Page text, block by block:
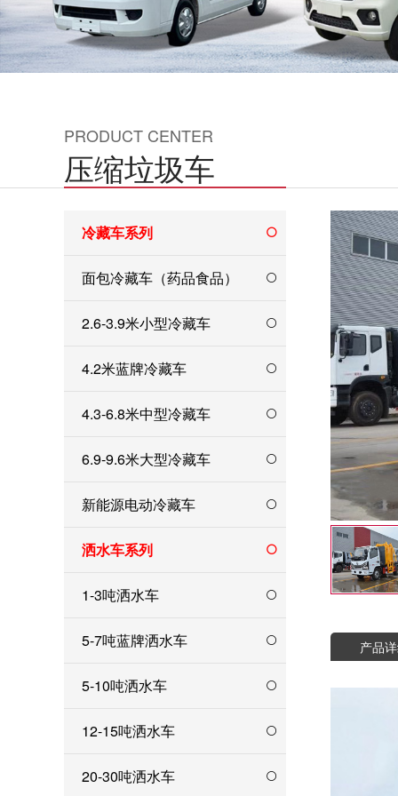
PRODUCT CENTER
压缩垃圾车
冷藏车系列
面包冷藏车（药品食品）
2.6-3.9米小型冷藏车
4.2米蓝牌冷藏车
4.3-6.8米中型冷藏车
6.9-9.6米大型冷藏车
新能源电动冷藏车
洒水车系列
1-3吨洒水车
5-7吨蓝牌洒水车
5-10吨洒水车
12-15吨洒水车
20-30吨洒水车
产品